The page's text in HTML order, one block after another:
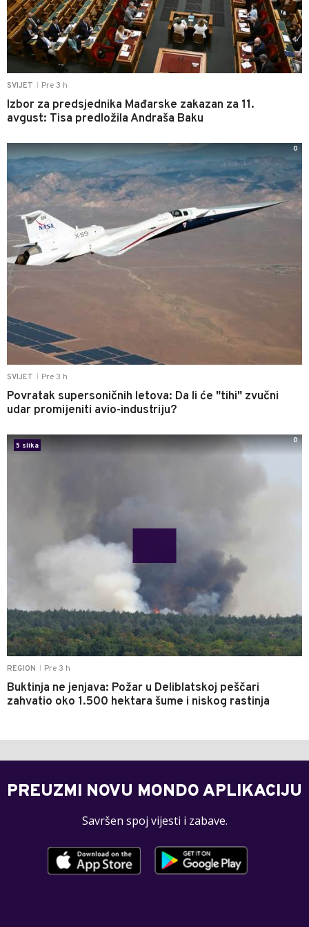
SVIJET Pre 3 h
Izbor za predsjednika Mađarske zakazan za 11.
avgust: Tisa predložila Andraša Baku
SVIJET Pre 3 h
Povratak supersoničnih letova: Da li će "tihi" zvučni
udar promijeniti avio-industriju?
0
REGION Pre 3 h
Buktinja ne jenjava: Požar u Deliblatskoj peščari
zahvatio oko 1.500 hektara šume i niskog rastinja
5 slika
0
PREUZMI NOVU MONDO APLIKACIJU
Savršen spoj vijesti i zabave.